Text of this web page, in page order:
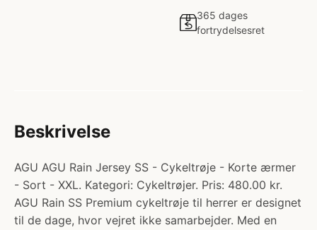
365 dages
fortrydelsesret
Beskrivelse
AGU AGU Rain Jersey SS - Cykeltrøje - Korte ærmer
- Sort - XXL. Kategori: Cykeltrøjer. Pris: 480.00 kr.
AGU Rain SS Premium cykeltrøje til herrer er designet
til de dage, hvor vejret ikke samarbejder. Med en